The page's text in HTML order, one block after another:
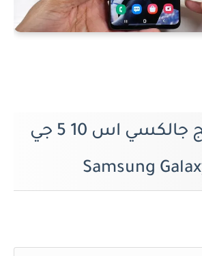
سامسونج جالكسي اس 10 5 جي